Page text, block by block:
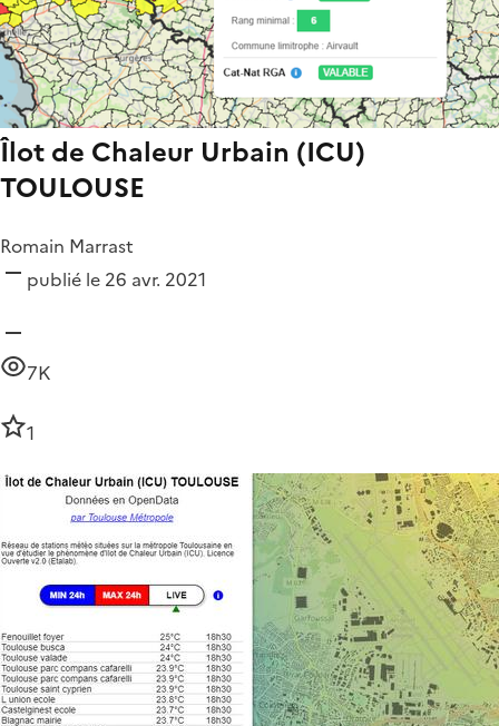
Îlot de Chaleur Urbain (ICU)
TOULOUSE
Romain Marrast
publié le 26 avr. 2021
7K
1